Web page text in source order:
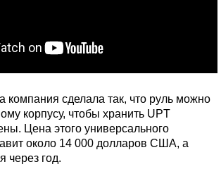
компания сделала так, что руль можно
корпусу, чтобы хранить UPT
Цена этого универсального
около 14 000 долларов США, а
через год.